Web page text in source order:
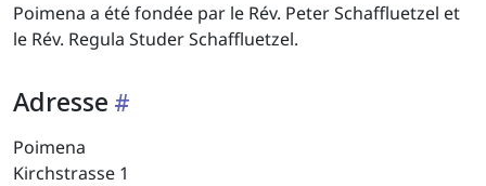
Poimena a été fondée par le Rév. Peter Schaffluetzel et
le Rév. Regula Studer Schaffluetzel.
Adresse
Poimena
Kirchstrasse 1